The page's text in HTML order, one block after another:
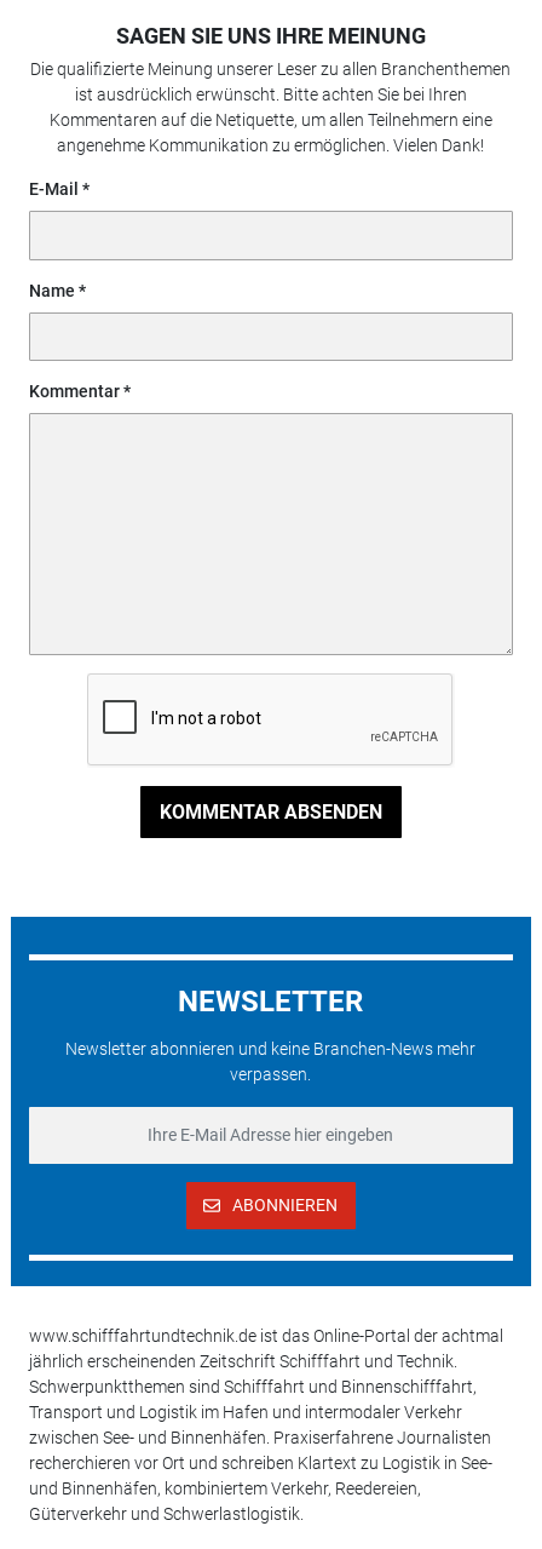
SAGEN SIE UNS IHRE MEINUNG
Die qualifizierte Meinung unserer Leser zu allen Branchenthemen
ist ausdrücklich erwünscht. Bitte achten Sie bei Ihren
Kommentaren auf die Netiquette, um allen Teilnehmern eine
angenehme Kommunikation zu ermöglichen. Vielen Dank!
E-Mail
Name
Kommentar
KOMMENTAR ABSENDEN
NEWSLETTER
Newsletter abonnieren und keine Branchen-News mehr
verpassen.
ABONNIEREN
www.schifffahrtundtechnik.de ist das Online-Portal der achtmal
jährlich erscheinenden Zeitschrift Schifffahrt und Technik.
Schwerpunktthemen sind Schifffahrt und Binnenschifffahrt,
Transport und Logistik im Hafen und intermodaler Verkehr
zwischen See- und Binnenhäfen. Praxiserfahrene Journalisten
recherchieren vor Ort und schreiben Klartext zu Logistik in See-
und Binnenhäfen, kombiniertem Verkehr, Reedereien,
Güterverkehr und Schwerlastlogistik.